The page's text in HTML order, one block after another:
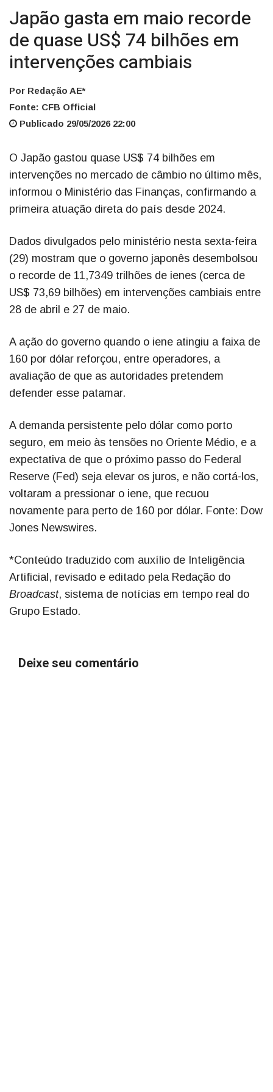
Japão gasta em maio recorde
de quase US$ 74 bilhões em
intervenções cambiais
Por Redação AE*
Fonte: CFB Official
Publicado 29/05/2026 22:00
O Japão gastou quase US$ 74 bilhões em
intervenções no mercado de câmbio no último mês,
informou o Ministério das Finanças, confirmando a
primeira atuação direta do país desde 2024.
Dados divulgados pelo ministério nesta sexta-feira
(29) mostram que o governo japonês desembolsou
o recorde de 11,7349 trilhões de ienes (cerca de
US$ 73,69 bilhões) em intervenções cambiais entre
28 de abril e 27 de maio.
A ação do governo quando o iene atingiu a faixa de
160 por dólar reforçou, entre operadores, a
avaliação de que as autoridades pretendem
defender esse patamar.
A demanda persistente pelo dólar como porto
seguro, em meio às tensões no Oriente Médio, e a
expectativa de que o próximo passo do Federal
Reserve (Fed) seja elevar os juros, e não cortá-los,
voltaram a pressionar o iene, que recuou
novamente para perto de 160 por dólar. Fonte: Dow
Jones Newswires.
*Conteúdo traduzido com auxílio de Inteligência
Artificial, revisado e editado pela Redação do
Broadcast, sistema de notícias em tempo real do
Grupo Estado.
Deixe seu comentário